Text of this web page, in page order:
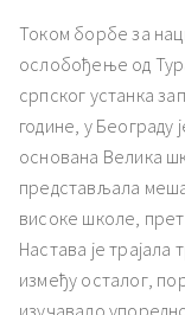
Током борбе за
ослобођење од
српског устанка
године, у Београду
основана Велика
представљала
високе школе,
Настава је трајала
између осталог,
изучавало